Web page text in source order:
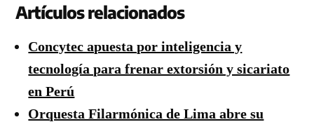
Artículos relacionados
Concytec apuesta por inteligencia y
tecnología para frenar extorsión y sicariato
en Perú
Orquesta Filarmónica de Lima abre su